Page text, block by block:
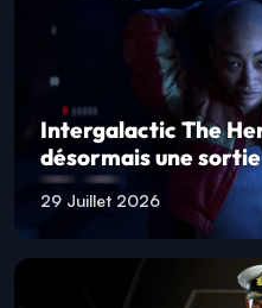
Intergalactic The
désormais une
29 Juillet 2026